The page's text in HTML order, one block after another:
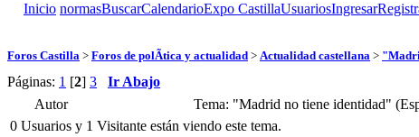
Inicio normasBuscarCalendarioExpo CastillaUsuariosIngresar
Foros Castilla > Foros de polÃ­tica y actualidad > Actualidad castellana >
Páginas: 1 [2] 3 Ir Abajo
Autor
Tema: "Madrid no tiene identidad"
0 Usuarios y 1 Visitante están viendo este tema.